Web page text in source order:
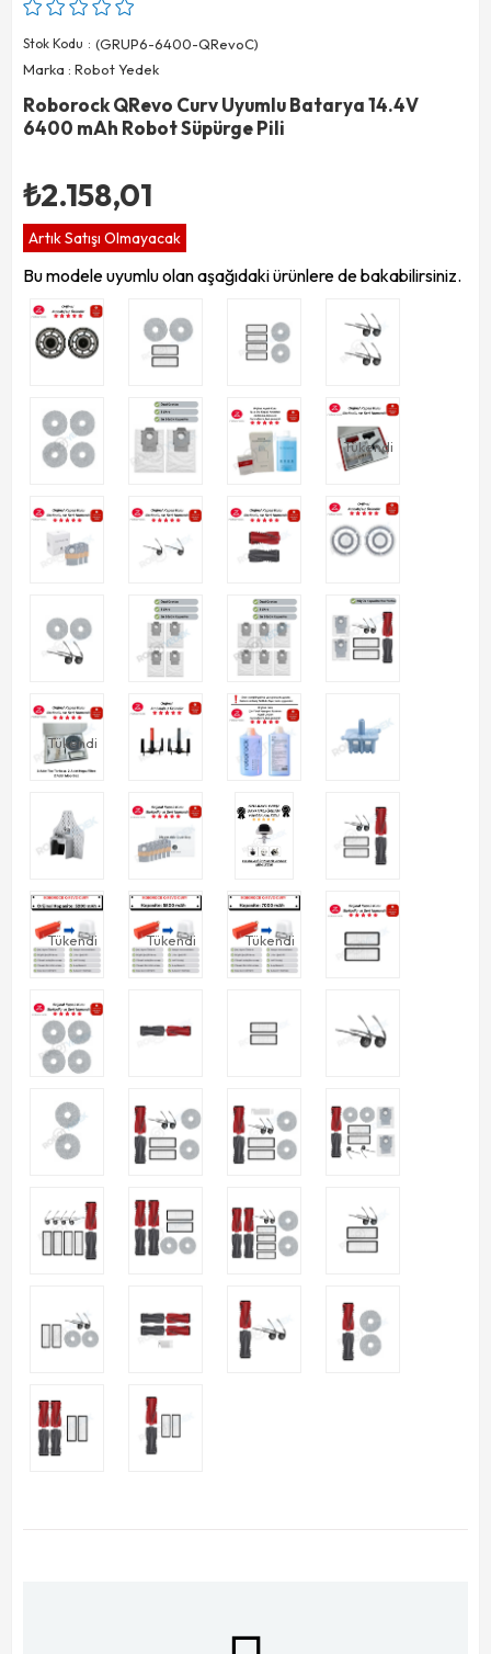
Stok Kodu
(GRUP6-6400-QRevoC)
Marka : Robot Yedek
Roborock QRevo Curv Uyumlu Batarya 14.4V
6400 mAh Robot Süpürge Pili
₺2.158,01
Artık Satışı Olmayacak
Bu modele uyumlu olan aşağıdaki ürünlere de bakabilirsiniz.
Tükendi
Tükendi
Tükendi Tükendi Tükendi